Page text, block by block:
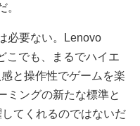
。
必要ない。Lenovo
こでも、まるでハイエ
と操作性でゲームを楽
ミングの新たな標準と
てくれるのではないだ